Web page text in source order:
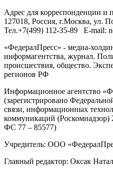
Адрес для корреспонденции и
127018, Россия, г.Москва, ул.
Тел.+7(499) 112-35-89 E-mail:
«ФедералПресс» - медиа-
информагентства, журнал.
происшествия, общество.
регионов РФ
Информационное агентство
(зарегистрировано
связи, информационных
коммуникаций
ФС 77 – 85577)
Учредитель: ООО
Главный редактор: Оксак